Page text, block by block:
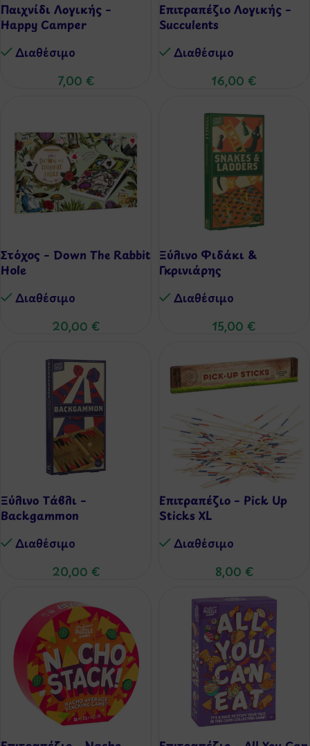
Παιχνίδι Λογικής –
Happy Camper
Διαθέσιμo
7,00 €
Επιτραπέζιο Λογικής –
Succulents
Διαθέσιμo
16,00 €
Στόχος – Down The Rabbit
Hole
Διαθέσιμo
20,00 €
Ξύλινο Φιδάκι &
Γκρινιάρης
Διαθέσιμo
15,00 €
Ξύλινο Τάβλι –
Backgammon
Διαθέσιμo
20,00 €
Επιτραπέζιο – Pick Up
Sticks XL
Διαθέσιμo
8,00 €